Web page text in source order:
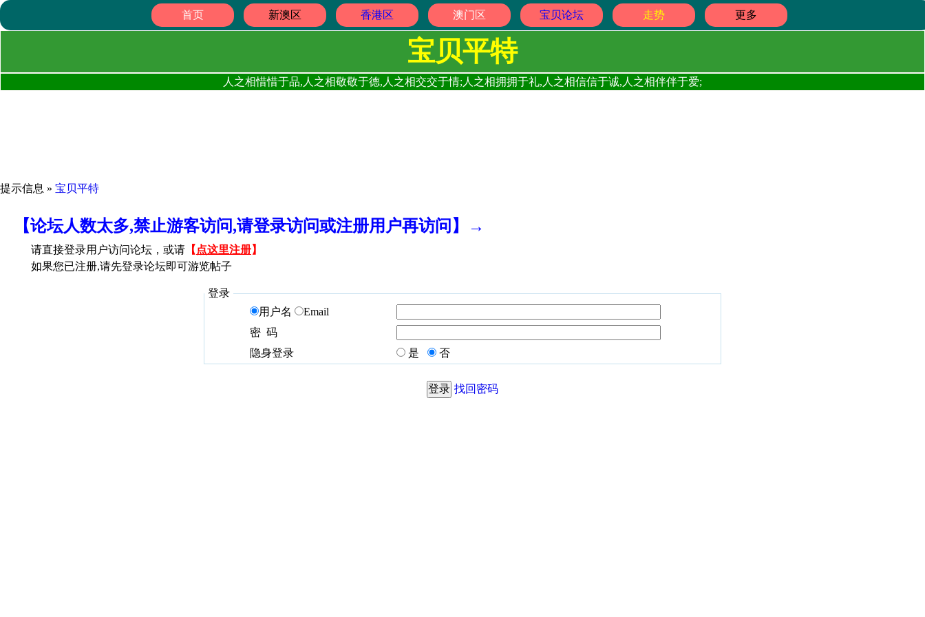
首页 新澳区 香港区 澳门区 宝贝论坛 走势 更多
宝贝平特
人之相惜惜于品,人之相敬敬于德,人之相交交于情;人之相拥拥于礼,人之相信信于诚,人之相伴伴于爱;
提示信息 » 宝贝平特
【论坛人数太多,禁止游客访问,请登录访问或注册用户再访问】→
请直接登录用户访问论坛，或请 【 点这里注册】
如果您已注册,请先登录论坛即可游览帖子
登录
用户名
Email
密 码
隐身登录
是 否
找回密码